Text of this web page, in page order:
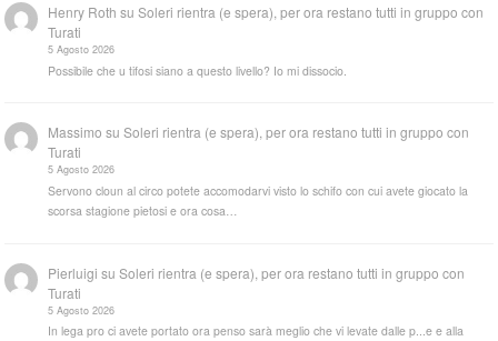
Henry Roth suSoleri rientra (e spera), per ora restano tutti in gruppo con
Turati
5 Agosto 2026
Possibile che u tifosi siano a questo livello? Io mi dissocio.
Massimo suSoleri rientra (e spera), per ora restano tutti in gruppo con
Turati
5 Agosto 2026
Servono cloun al circo potete accomodarvi visto lo schifo con cui avete giocato la
scorsa stagione pietosi e ora cosa…
Pierluigi suSoleri rientra (e spera), per ora restano tutti in gruppo con
Turati
5 Agosto 2026
In lega pro ci avete portato ora penso sarà meglio che vi levate dalle p...e e alla